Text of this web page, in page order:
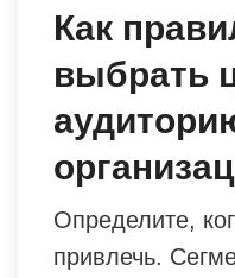
Как
выбрать
Определите,
привлечь.